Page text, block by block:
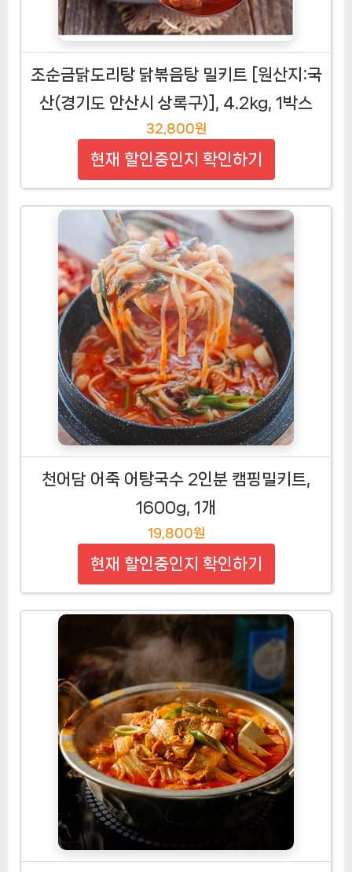
조순금닭도리탕 닭볶음탕 밀키트 [원산지:국
산(경기도 안산시 상록구)], 4.2kg, 1박스
32,800원
현재 할인중인지 확인하기
천어담 어죽 어탕국수 2인분 캠핑밀키트,
1600g, 1개
19,800원
현재 할인중인지 확인하기